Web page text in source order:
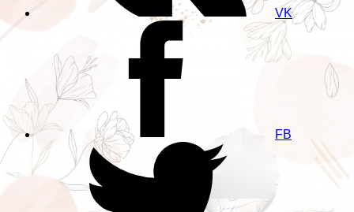
VK
FB